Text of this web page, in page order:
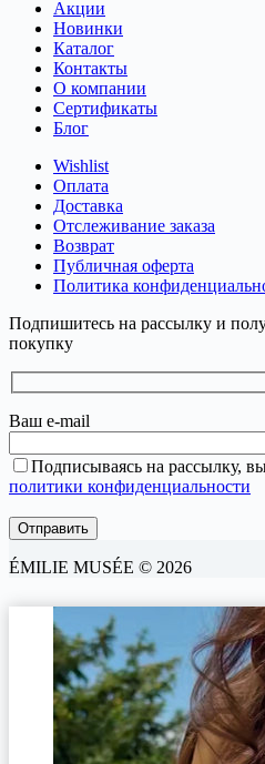
Акции
Новинки
Каталог
Контакты
О компании
Сертификаты
Блог
Wishlist
Оплата
Доставка
Отслеживание заказа
Возврат
Публичная оферта
Политика
Подпишитесь на рассылку и
покупку
Ваш e-mail
Подписываясь на рассылку,
политики конфиденциальности
ÉMILIE MUSÉE © 2026